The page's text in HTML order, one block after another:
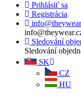
Prihlásiť sa
Registrácia
Sledování
Sledování
SK
CZ
HU